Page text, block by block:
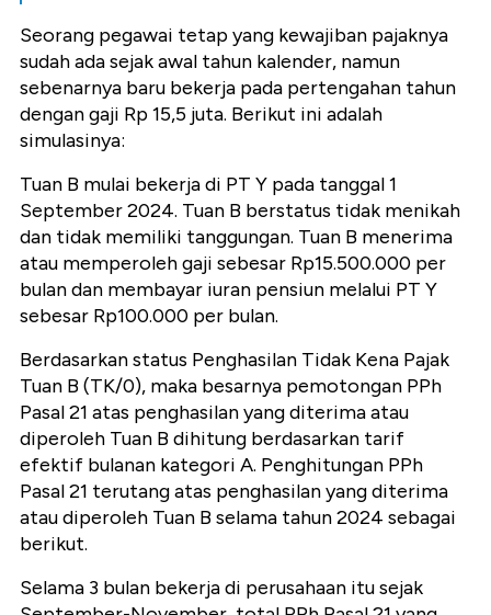
Seorang pegawai tetap yang kewajiban pajaknya
sudah ada sejak awal tahun kalender, namun
sebenarnya baru bekerja pada pertengahan tahun
dengan gaji Rp 15,5 juta. Berikut ini adalah
simulasinya:
Tuan B mulai bekerja di PT Y pada tanggal 1
September 2024. Tuan B berstatus tidak menikah
dan tidak memiliki tanggungan. Tuan B menerima
atau memperoleh gaji sebesar Rp15.500.000 per
bulan dan membayar iuran pensiun melalui PT Y
sebesar Rp100.000 per bulan.
Berdasarkan status Penghasilan Tidak Kena Pajak
Tuan B (TK/0), maka besarnya pemotongan PPh
Pasal 21 atas penghasilan yang diterima atau
diperoleh Tuan B dihitung berdasarkan tarif
efektif bulanan kategori A. Penghitungan PPh
Pasal 21 terutang atas penghasilan yang diterima
atau diperoleh Tuan B selama tahun 2024 sebagai
berikut.
Selama 3 bulan bekerja di perusahaan itu sejak